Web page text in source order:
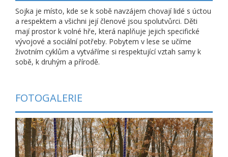
Sojka je místo, kde se k sobě navzájem chovají lidé s úctou
a respektem a všichni její členové jsou spolutvůrci. Děti
mají prostor k volné hře, která naplňuje jejich specifické
vývojové a sociální potřeby. Pobytem v lese se učíme
životním cyklům a vytváříme si respektující vztah samy k
sobě, k druhým a přírodě.
FOTOGALERIE